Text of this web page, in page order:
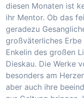
diesen Monaten ist
ihr Mentor. Ob das
geradezu
großväterliches
Enkelin des großen
Dieskau. Die Werke
besonders am
aber auch ihre